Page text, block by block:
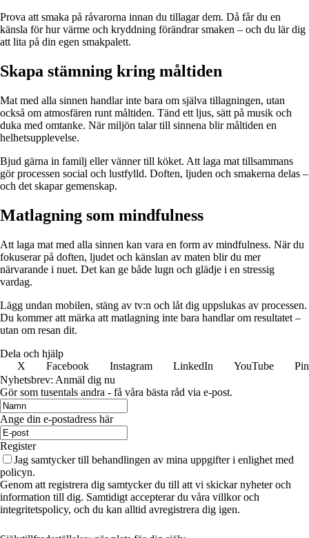
Prova att smaka på råvarorna innan du tillagar dem. Då får du en
känsla för hur värme och kryddning förändrar smaken – och du lär dig
att lita på din egen smakpalett.
Skapa stämning kring måltiden
Mat med alla sinnen handlar inte bara om själva tillagningen, utan
också om atmosfären runt måltiden. Tänd ett ljus, sätt på musik och
duka med omtanke. När miljön talar till sinnena blir måltiden en
helhetsupplevelse.
Bjud gärna in familj eller vänner till köket. Att laga mat tillsammans
gör processen social och lustfylld. Doften, ljuden och smakerna delas –
och det skapar gemenskap.
Matlagning som mindfulness
Att laga mat med alla sinnen kan vara en form av mindfulness. När du
fokuserar på doften, ljudet och känslan av maten blir du mer
närvarande i nuet. Det kan ge både lugn och glädje i en stressig
vardag.
Lägg undan mobilen, stäng av tv:n och låt dig uppslukas av processen.
Du kommer att märka att matlagning inte bara handlar om resultatet –
utan om resan dit.
Dela och hjälp
X
Facebook Instagram LinkedIn YouTube
Nyhetsbrev: Anmäl dig nu
Gör som tusentals andra - få våra bästa råd via e-post.
Ange din e-postadress här
Register
Jag samtycker till behandlingen av mina uppgifter i enlighet med
policyn.
Genom att registrera dig samtycker du till att vi skickar nyheter och
information till dig. Samtidigt accepterar du våra villkor och
integritetspolicy, och du kan alltid avregistrera dig igen.